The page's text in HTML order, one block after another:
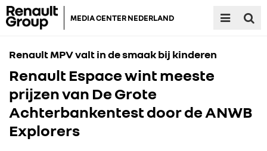
MEDIA CENTER NEDERLAND
Renault MPV valt in de smaak bij kinderen
Renault Espace wint meeste
prijzen van De Grote
Achterbankentest door de ANWB
Explorers